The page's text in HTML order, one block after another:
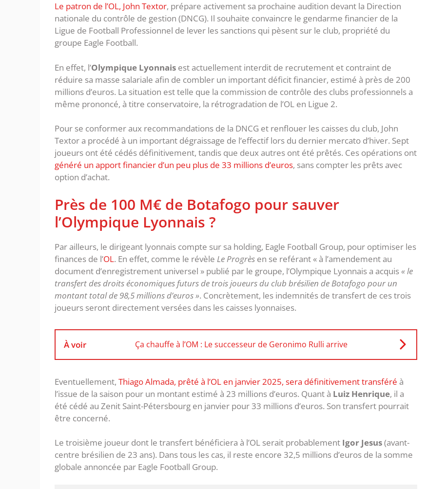
Le patron de l’OL, John Textor, prépare activement sa prochaine audition devant la Direction
nationale du contrôle de gestion (DNCG). Il souhaite convaincre le gendarme financier de la
Ligue de Football Professionnel de lever les sanctions qui pèsent sur le club, propriété du
groupe Eagle Football.
En effet, l’Olympique Lyonnais est actuellement interdit de recrutement et contraint de
réduire sa masse salariale afin de combler un important déficit financier, estimé à près de 200
millions d’euros. La situation est telle que la commission de contrôle des clubs professionnels a
même prononcé, à titre conservatoire, la rétrogradation de l’OL en Ligue 2.
Pour se conformer aux recommandations de la DNCG et renflouer les caisses du club, John
Textor a procédé à un important dégraissage de l’effectif lors du dernier mercato d’hiver. Sept
joueurs ont été cédés définitivement, tandis que deux autres ont été prêtés. Ces opérations ont
généré un apport financier d’un peu plus de 33 millions d’euros, sans compter les prêts avec
option d’achat.
Près de 100 M€ de Botafogo pour sauver
l’Olympique Lyonnais ?
Par ailleurs, le dirigeant lyonnais compte sur sa holding, Eagle Football Group, pour optimiser les
finances de l’OL. En effet, comme le révèle Le Progrès en se reférant « à l’amendement au
document d’enregistrement universel » publié par le groupe, l’Olympique Lyonnais a acquis« le
transfert des droits économiques futurs de trois joueurs du club brésilien de Botafogo pour un
montant total de 98,5 millions d’euros ». Concrètement, les indemnités de transfert de ces trois
joueurs seront directement versées dans les caisses lyonnaises.
À voir Ça chauffe à l’OM : Le successeur de Geronimo Rulli arrive
Eventuellement, Thiago Almada, prêté à l’OL en janvier 2025, sera définitivement transféré à
l’issue de la saison pour un montant estimé à 23 millions d’euros. Quant à Luiz Henrique, il a
été cédé au Zenit Saint-Pétersbourg en janvier pour 33 millions d’euros. Son transfert pourrait
être concerné.
Le troisième joueur dont le transfert bénéficiera à l’OL serait probablement Igor Jesus(avant-
centre brésilien de 23 ans). Dans tous les cas, il reste encore 32,5 millions d’euros de la somme
globale annoncée par Eagle Football Group.